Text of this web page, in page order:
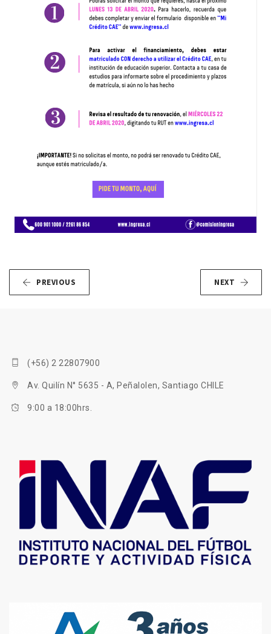
PREVIOUS NEXT
(+56) 2 22807900
Av. Quilín N° 5635 - A, Peñalolen, Santiago CHILE
9:00 a 18:00hrs.